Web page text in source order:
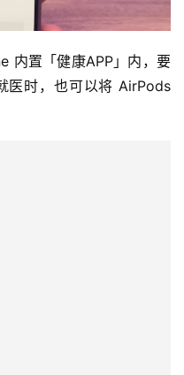
内置「健康APP」内，要
医时，也可以将 AirPods